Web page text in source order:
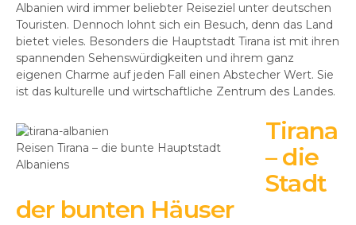
Albanien wird immer beliebter Reiseziel unter deutschen
Touristen. Dennoch lohnt sich ein Besuch, denn das Land
bietet vieles. Besonders die Hauptstadt Tirana ist mit ihren
spannenden Sehenswürdigkeiten und ihrem ganz
eigenen Charme auf jeden Fall einen Abstecher Wert. Sie
ist das kulturelle und wirtschaftliche Zentrum des Landes.
Reisen Tirana – die bunte Hauptstadt
Albaniens
Tirana
– die
Stadt
der bunten Häuser